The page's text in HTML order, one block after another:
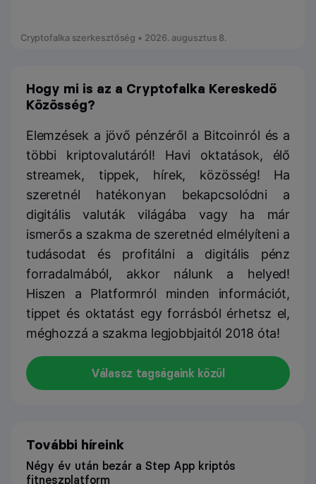
Cryptofalka szerkesztőség • 2026. augusztus 8.
Hogy mi is az a Cryptofalka Kereskedő
Közösség?
Elemzések a jövő pénzéről a Bitcoinról és a
többi kriptovalutáról! Havi oktatások, élő
streamek, tippek, hírek, közösség! Ha
szeretnél hatékonyan bekapcsolódni a
digitális valuták világába vagy ha már
ismerős a szakma de szeretnéd elmélyíteni a
tudásodat és profitálni a digitális pénz
forradalmából, akkor nálunk a helyed!
Hiszen a Platformról minden információt,
tippet és oktatást egy forrásból érhetsz el,
méghozzá a szakma legjobbjaitól 2018 óta!
Válassz tagságaink közül
További híreink
Négy év után bezár a Step App kriptós
fitneszplatform